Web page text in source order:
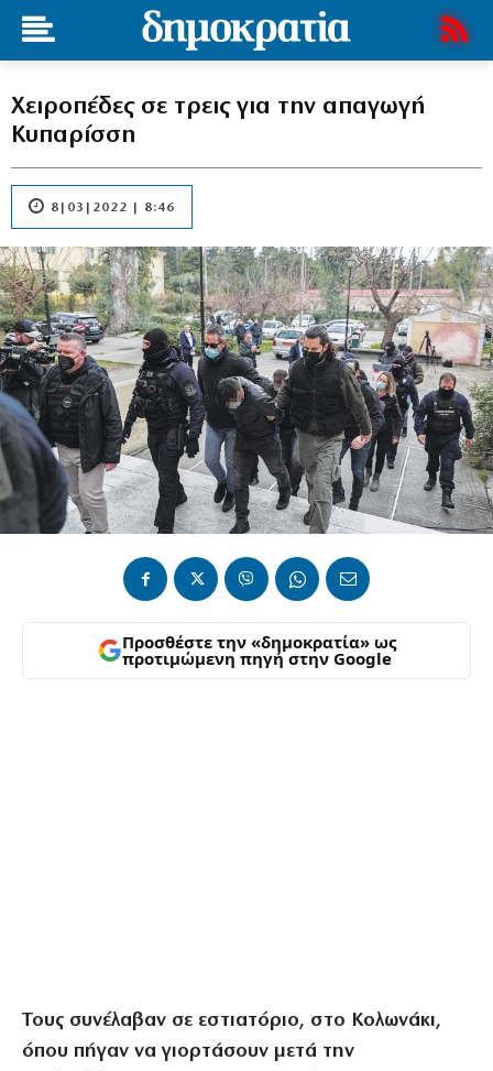
Χειροπέδες σε τρεις για την απαγωγή
Κυπαρίσση
8|03|2022 | 8:46
Προσθέστε την «δημοκρατία» ως
προτιμώμενη πηγή στην Google
Τους συνέλαβαν σε εστιατόριο, στο Κολωνάκι,
όπου πήγαν να γιορτάσουν μετά την